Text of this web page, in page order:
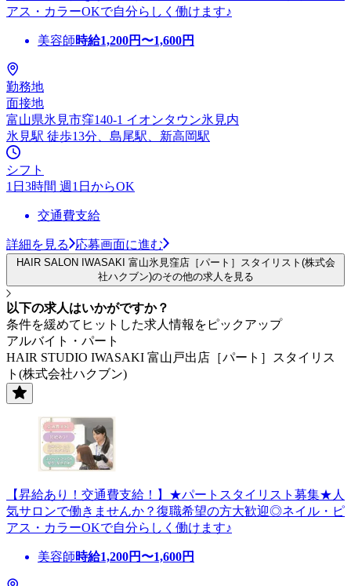
アス・カラーOKで自分らしく働けます♪
美容師時給1,200円〜1,600円
勤務地
面接地
富山県氷見市窪140-1 イオンタウン氷見内
氷見駅 徒歩13分、島尾駅、新高岡駅
シフト
1日3時間 週1日からOK
交通費支給
詳細を見る 応募画面に進む
HAIR SALON IWASAKI 富山氷見窪店［パート］スタイリスト(株式会
社ハクブン)のその他の求人を見る
以下の求人はいかがですか？
条件を緩めてヒットした求人情報をピックアップ
アルバイト・パート
HAIR STUDIO IWASAKI 富山戸出店［パート］スタイリス
ト(株式会社ハクブン)
【昇給あり！交通費支給！】★パートスタイリスト募集★人
気サロンで働きませんか？復職希望の方大歓迎◎ネイル・ピ
アス・カラーOKで自分らしく働けます♪
美容師時給1,200円〜1,600円